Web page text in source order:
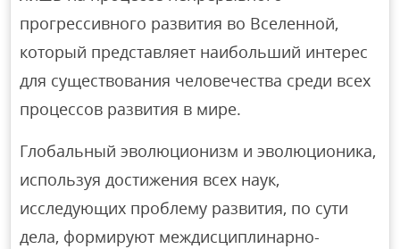
прогрессивного развития во Вселенной,
который представляет наибольший интерес
для существования человечества среди всех
процессов развития в мире.
Глобальный эволюционизм и эволюционика,
используя достижения всех наук,
исследующих проблему развития, по сути
дела, фoрмируют междисциплинарно-